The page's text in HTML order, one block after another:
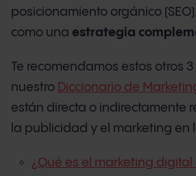
posicionamiento orgánico
como una estrategia
Te recomendamos estos otros
nuestro Diccionario de
están directa o indirectamente
la publicidad y el marketing en
¿Qué es el marketing